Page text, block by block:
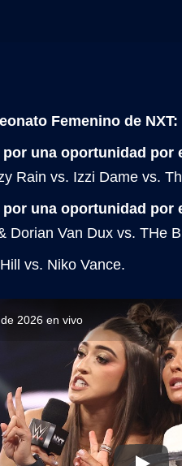
Femenino de NXT:
por una oportunidad por
Rain vs. Izzi Dame vs.
una oportunidad por
Dorian Van Dux vs. THe
vs. Niko Vance.
2026 en vivo